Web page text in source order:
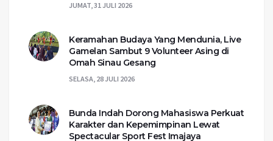
JUMAT, 31 JULI 2026
Keramahan Budaya Yang Mendunia, Live
Gamelan Sambut 9 Volunteer Asing di
Omah Sinau Gesang
SELASA, 28 JULI 2026
Bunda Indah Dorong Mahasiswa Perkuat
Karakter dan Kepemimpinan Lewat
Spectacular Sport Fest Imajaya